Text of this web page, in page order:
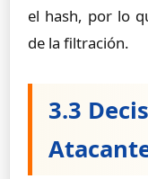
el hash, por lo
de la filtración.
3.3